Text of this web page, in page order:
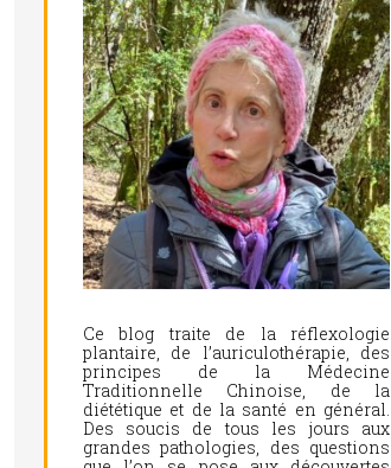
Ce blog traite de la réflexologie
plantaire, de l’auriculothérapie, des
principes de la Médecine
Traditionnelle Chinoise, de la
diététique et de la santé en général.
Des soucis de tous les jours aux
grandes pathologies, des questions